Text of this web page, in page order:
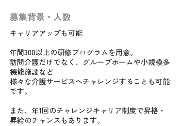
募集背景・人数
キャリアアップも可能
年間300以上の研修プログラムを用意。
訪問介護だけでなく、グループホームや小規模多
機能施設など
様々な介護サービスへチャレンジすることも可能
です。
また、年1回のチャレンジキャリア制度で昇格・
昇給のチャンスもあります。